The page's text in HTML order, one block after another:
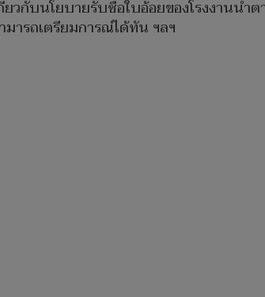
วกับนโยบายรับซื้อใบอ้อยของโรงงานน้
ารถเตรียมการณ์ได้ทัน ฯลฯ